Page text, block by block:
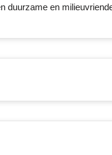
duurzame en